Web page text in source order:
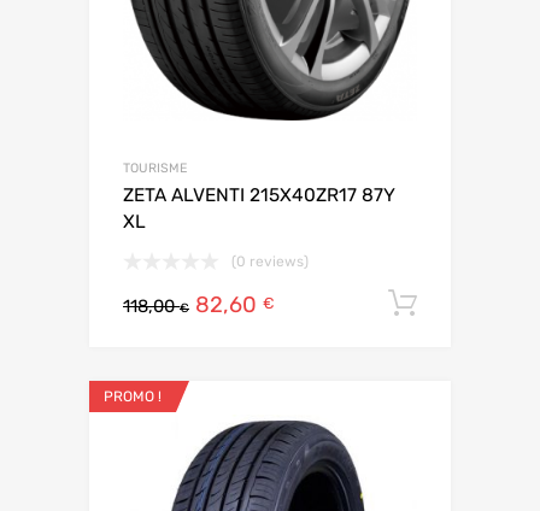
TOURISME
ZETA ALVENTI 215X40ZR17 87Y
XL
(0 reviews)
118,00€ 82,60 €
PROMO !